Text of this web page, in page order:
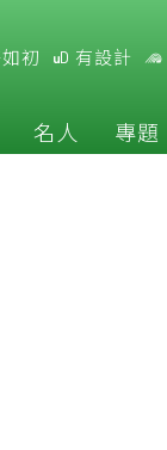
初 有設計
名人 專題